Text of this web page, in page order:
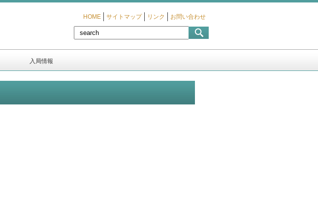
HOME サイトマップ リンク お問い合わせ
入局情報